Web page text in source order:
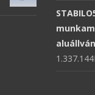
1.337.144